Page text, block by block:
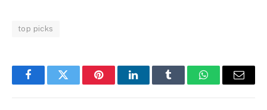
top picks
FacebookTwitter PinterestLinkedInTumblr WhatsAppEmail